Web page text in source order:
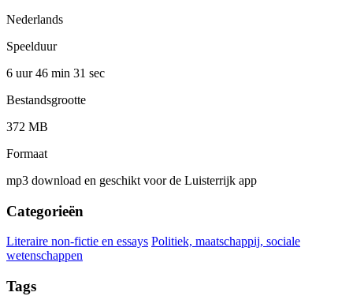
Nederlands
Speelduur
6 uur 46 min 31 sec
Bestandsgrootte
372 MB
Formaat
mp3 download en geschikt voor de Luisterrijk app
Categorieën
Literaire non-fictie en essays Politiek, maatschappij, sociale
wetenschappen
Tags